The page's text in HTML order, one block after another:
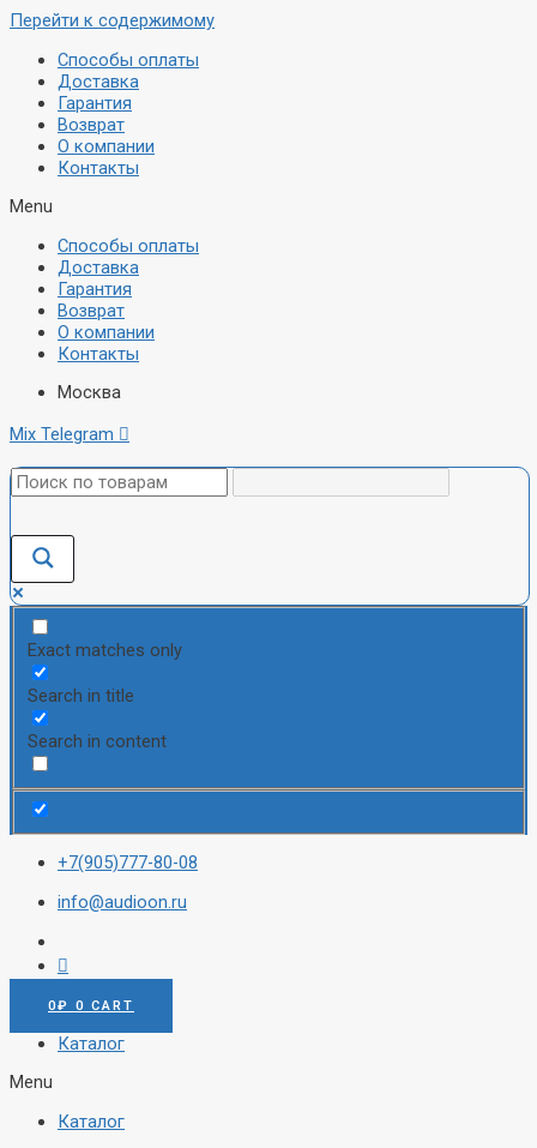
Перейти к содержимому
Способы оплаты
Доставка
Гарантия
Возврат
О компании
Контакты
Menu
Способы оплаты
Доставка
Гарантия
Возврат
О компании
Контакты
Москва
Mix Telegram
Exact matches only
Search in title
Search in content
+7(905)777-80-08
info@audioon.ru
0₽ 0 CART
Каталог
Menu
Каталог